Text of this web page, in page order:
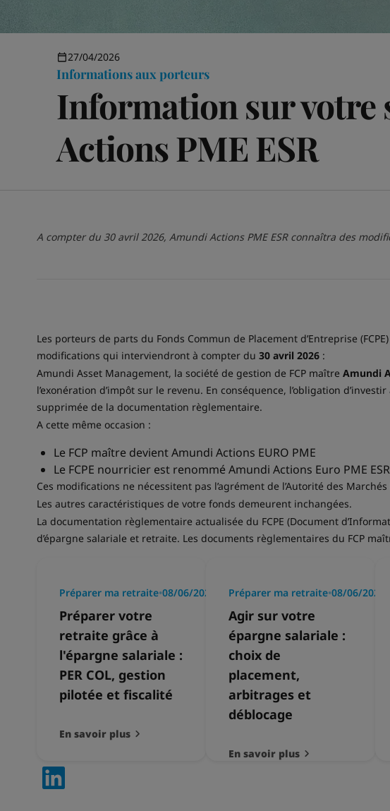
27/04/2026
Informations aux porteurs
Information sur votre
Actions PME ESR
A compter du 30 avril 2026, Amundi Actions PME ESR connaîtra des
Les porteurs de parts du Fonds Commun de Placement d’Entreprise (FCPE)
modifications qui interviendront à compter du 30 avril 2026 :
Amundi Asset Management, la société de gestion de FCP maître Amundi
l’exonération d’impôt sur le revenu. En conséquence, l’obligation
supprimée de la documentation règlementaire.
A cette même occasion :
Le FCP maître devient Amundi Actions EURO PME
Le FCPE nourricier est renommé Amundi Actions Euro PME
Ces modifications ne nécessitent pas l’agrément de l’Autorité des
Les autres caractéristiques de votre fonds demeurent inchangées.
La documentation règlementaire actualisée du FCPE (Document
d’épargne salariale et retraite. Les documents règlementaires du FCP
Préparer ma retraite•08/06/2026
Préparer votre
retraite grâce à
l'épargne salariale :
PER COL, gestion
pilotée et fiscalité
En savoir plus
Préparer ma retraite•08/06/2026
Agir sur votre
épargne salariale :
choix de
placement,
arbitrages et
déblocage
En savoir plus